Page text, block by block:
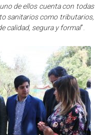
de ellos cuenta con todas
sanitarios como tributarios,
calidad, segura y formal”.